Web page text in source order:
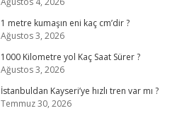
1 metre kumaşın eni kaç cm’dir ?
Ağustos 3, 2026
1000 Kilometre yol Kaç Saat Sürer ?
Ağustos 3, 2026
İstanbuldan Kayseri’ye hızlı tren var mı ?
Temmuz 30, 2026